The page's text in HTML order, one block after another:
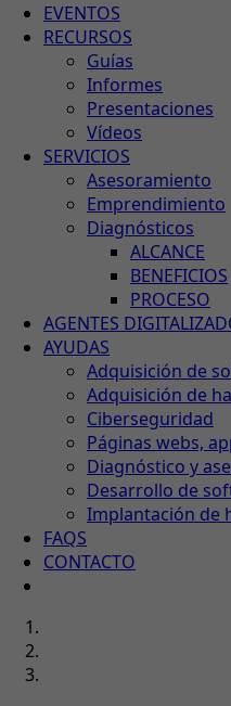
EVENTOS
RECURSOS
Guías
Informes
Presentaciones
Vídeos
SERVICIOS
Asesoramiento
Emprendimiento
Diagnósticos
ALCANCE
BENEFICIOS
PROCESO
AGENTES
AYUDAS
Adquisición de
Adquisición de
Ciberseguridad
Páginas webs,
Diagnóstico y
Desarrollo de
Implantación de
FAQS
CONTACTO